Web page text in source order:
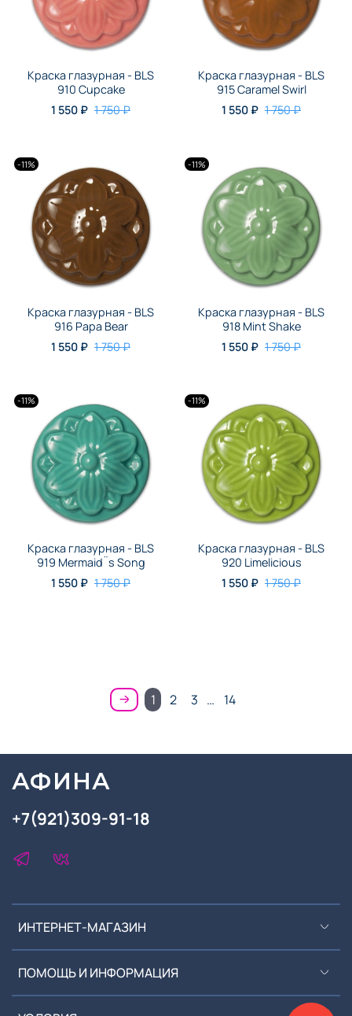
Краска глазурная - BLS
910 Cupcake
1 550 ₽ 1 750 ₽
Краска глазурная - BLS
915 Caramel Swirl
1 550 ₽ 1 750 ₽
-11%
Краска глазурная - BLS
916 Papa Bear
1 550 ₽ 1 750 ₽
-11%
Краска глазурная - BLS
918 Mint Shake
1 550 ₽ 1 750 ₽
-11%
Краска глазурная - BLS
919 Mermaid¨s Song
1 550 ₽ 1 750 ₽
-11%
Краска глазурная - BLS
920 Limelicious
1 550 ₽ 1 750 ₽
1 2 3 … 14
ИНТЕРНЕТ-МАГАЗИН
ПОМОЩЬ И ИНФОРМАЦИЯ
+7(921)309-91-18
АФИНА